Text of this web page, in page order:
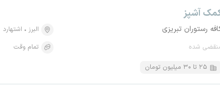
آشپز
رستوران تبریزی
شده
البرز
اشتهارد
تمام وقت
۲۵ تا ۳۰ میلیون تومان